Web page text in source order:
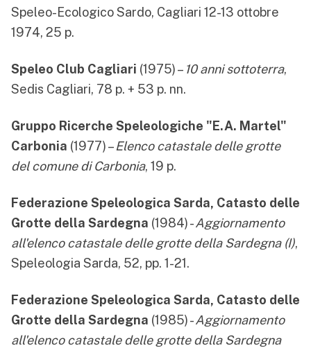
Speleo-Ecologico Sardo, Cagliari 12-13 ottobre
1974, 25 p.
Speleo Club Cagliari (1975) – 10 anni sottoterra,
Sedis Cagliari, 78 p. + 53 p. nn.
Gruppo Ricerche Speleologiche "E.A. Martel"
Carbonia (1977) –Elenco catastale delle grotte
del comune di Carbonia, 19 p.
Federazione Speleologica Sarda, Catasto delle
Grotte della Sardegna (1984) -Aggiornamento
all'elenco catastale delle grotte della Sardegna (I),
Speleologia Sarda, 52, pp. 1-21.
Federazione Speleologica Sarda, Catasto delle
Grotte della Sardegna (1985) -Aggiornamento
all'elenco catastale delle grotte della Sardegna